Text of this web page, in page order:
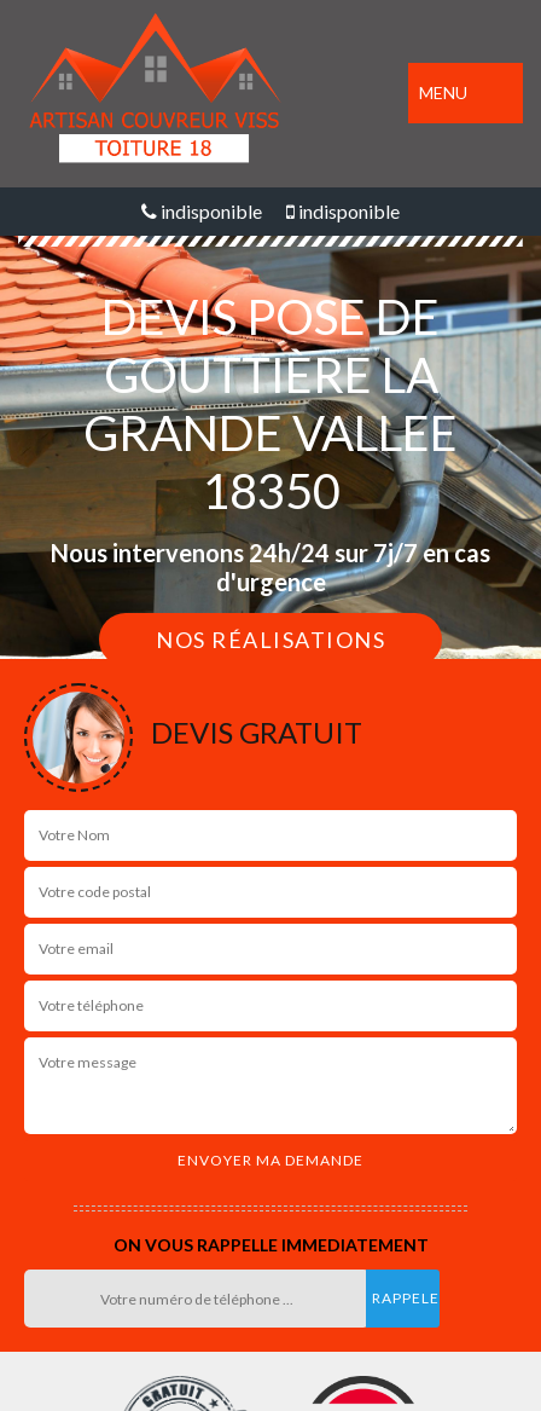
MENU
indisponible indisponible
DEVIS POSE DE
GOUTTIÈRE LA
GRANDE VALLEE
18350
Nous intervenons 24h/24 sur 7j/7 en cas
d'urgence
NOS RÉALISATIONS
DEVIS GRATUIT
ON VOUS RAPPELLE IMMEDIATEMENT